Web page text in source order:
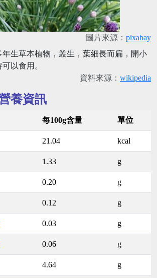
圖片來源： pixabay
年生草本植物，叢生，葉細長而扁，開小
以食用。
資料來源： wikipedia
養資訊
每100g含量 單位
21.04 kcal
1.33 g
0.20 g
0.12 g
0.03 g
0.06 g
4.64 g